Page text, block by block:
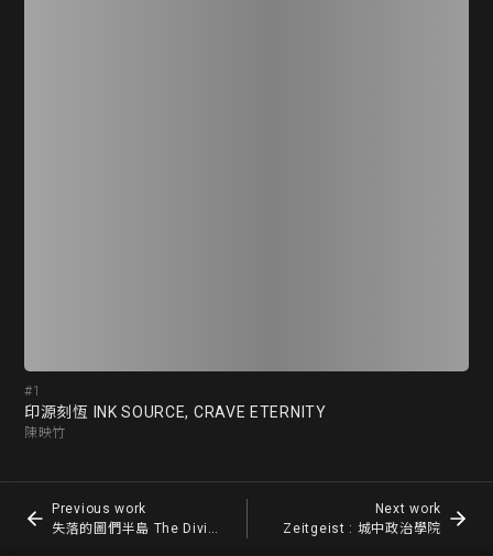
Previous work
失落的圖們半島 The Divided Peninsula of Tuman
Next work
Zeitgeist : 城中政治學院
#1
印源刻恆 INK SOURCE, CRAVE ETERNITY
陳映竹